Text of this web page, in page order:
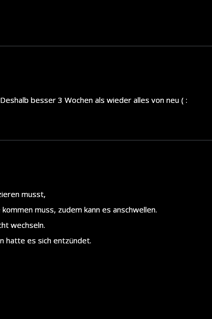
besser 3 Wochen als wieder alles von neu ( :
musst,
muss, zudem kann es anschwellen.
wechseln.
hatte es sich entzündet.